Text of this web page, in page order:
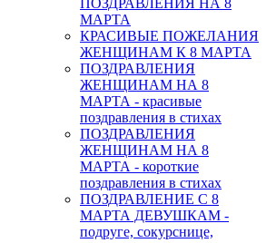
МАРТА
КРАСИВЫЕ ПОЖЕЛАНИЯ
ЖЕНЩИНАМ К 8 МАРТА
ПОЗДРАВЛЕНИЯ
ЖЕНЩИНАМ НА 8
МАРТА - красивые
поздравления в стихах
ПОЗДРАВЛЕНИЯ
ЖЕНЩИНАМ НА 8
МАРТА - короткие
поздравления в стихах
ПОЗДРАВЛЕНИЕ С 8
МАРТА ДЕВУШКАМ -
подруге, сокурснице,